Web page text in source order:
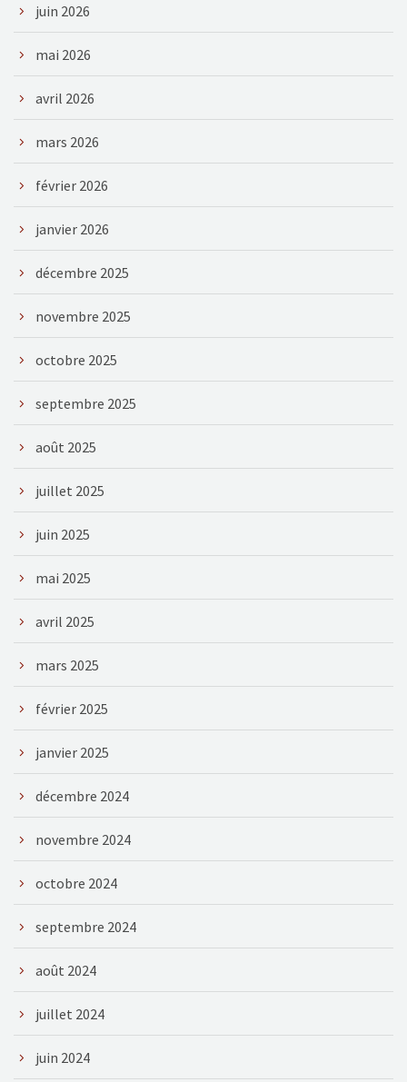
juin 2026
mai 2026
avril 2026
mars 2026
février 2026
janvier 2026
décembre 2025
novembre 2025
octobre 2025
septembre 2025
août 2025
juillet 2025
juin 2025
mai 2025
avril 2025
mars 2025
février 2025
janvier 2025
décembre 2024
novembre 2024
octobre 2024
septembre 2024
août 2024
juillet 2024
juin 2024